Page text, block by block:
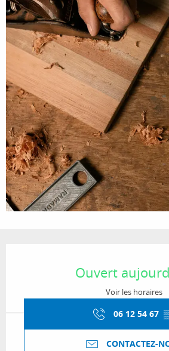
Ouvert
Voir les horaires
06 12 54 67
CONTACTEZ-